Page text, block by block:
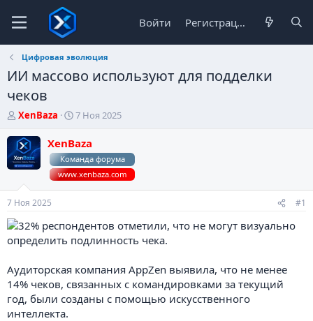
Войти Регистрация
Цифровая эволюция
ИИ массово используют для подделки
чеков
А
т
о
р
м
XenBaza
Д
т
а
н
а
ч
а
7 Ноя 2025
XenBaza
Команда форума
www.xenbaza.com
7 Ноя 2025 #1
Аудиторская компания AppZen выявила, что не менее
14% чеков, связанных с командировками за текущий
год, были созданы с помощью искусственного
интеллекта.